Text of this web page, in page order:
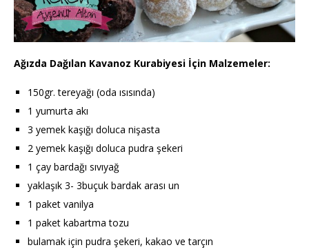
Ağızda Dağılan Kavanoz Kurabiyesi İçin Malzemeler:
150gr. tereyağı (oda ısısında)
1 yumurta akı
3 yemek kaşığı doluca nişasta
2 yemek kaşığı doluca pudra şekeri
1 çay bardağı sıvıyağ
yaklaşık 3- 3buçuk bardak arası un
1 paket vanilya
1 paket kabartma tozu
bulamak için pudra şekeri, kakao ve tarçın